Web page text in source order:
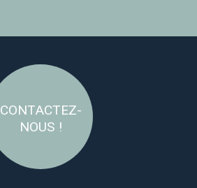
CONTACTEZ-
NOUS !